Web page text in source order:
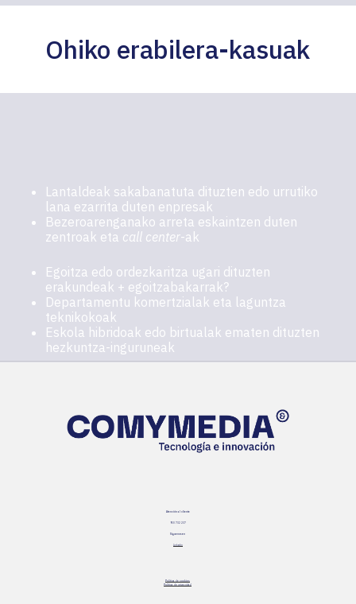
Ohiko erabilera-kasuak
Lantaldeak sakabanatuta dituzten edo urrutiko
lana ezarrita duten enpresak
Bezeroarenganako arreta eskaintzen duten
zentroak eta call center-ak
Egoitza edo ordezkaritza ugari dituzten
erakundeak + egoitzabakarrak?
Departamentu komertzialak eta laguntza
teknikokoak
Eskola hibridoak edo birtualak ematen dituzten
hezkuntza-inguruneak
Atención al cliente
900 732 237
Siguenos en
Linkedin
Política de cookies
Política de privacidad